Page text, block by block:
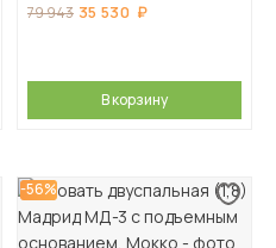
79 943 35 530
В корзину
-56%